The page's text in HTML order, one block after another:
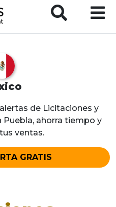
de Licitaciones y
ahorra tiempo y
ventas.
GRATIS